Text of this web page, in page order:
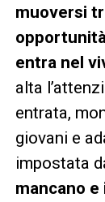
muoversi
entra nel
alta
entrata,
giovani e
impostata
mancano